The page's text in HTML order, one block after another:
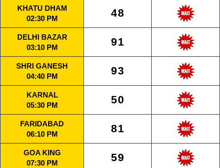
KHATU DHAM
02:30 PM
48
DELHI BAZAR
03:10 PM
91
SHRI GANESH
04:40 PM
93
KARNAL
05:30 PM
50
FARIDABAD
06:10 PM
81
GOA KING
07:30 PM
59